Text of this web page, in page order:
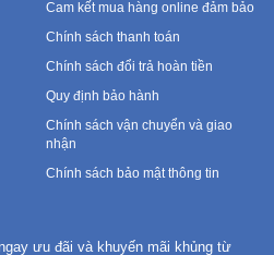
Cam kết mua hàng online đảm bảo
Chính sách thanh toán
Chính sách đổi trả hoàn tiền
Quy định bảo hành
Chính sách vận chuyển và giao
nhận
Chính sách bảo mật thông tin
ưu đãi và khuyến mãi khủng từ